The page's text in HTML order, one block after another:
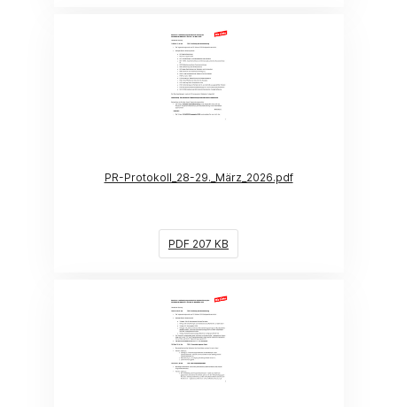
PR-Protokoll_28-29._März_2026.pdf
(Link öffnet ein neues Fenster)
PDF 207 KB
(Link öffnet ein neues Fenster)